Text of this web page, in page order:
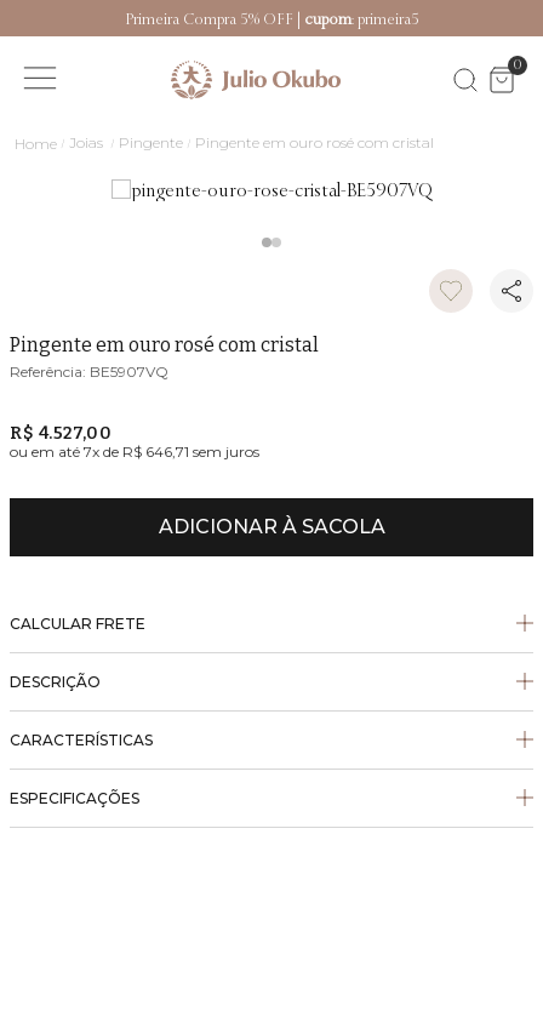
Primeira Compra 5% OFF | cupom: primeira5
0
Joias Pingente Pingente em ouro rosé com cristal
Pingente em ouro rosé com cristal
BE5907VQ
R$ 4.527,00
ou em até 7x de R$ 646,71 sem juros
ADICIONAR À SACOLA
CALCULAR FRETE
DESCRIÇÃO
CARACTERÍSTICAS
ESPECIFICAÇÕES